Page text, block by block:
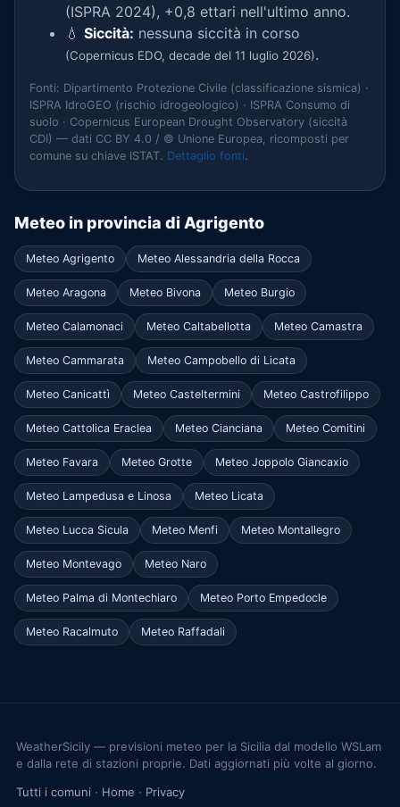
(ISPRA 2024), +0,8 ettari nell'ultimo anno.
💧 Siccità: nessuna siccità in corso
(Copernicus EDO, decade del 11 luglio 2026).
Fonti: Dipartimento Protezione Civile (classificazione sismica) ·
ISPRA IdroGEO (rischio idrogeologico) · ISPRA Consumo di
suolo · Copernicus European Drought Observatory (siccità
CDI) — dati CC BY 4.0 / © Unione Europea, ricomposti per
comune su chiave ISTAT. Dettaglio fonti.
Meteo in provincia di Agrigento
Meteo Agrigento Meteo Alessandria della Rocca
Meteo Aragona Meteo Bivona Meteo Burgio
Meteo Calamonaci Meteo Caltabellotta Meteo Camastra
Meteo Cammarata Meteo Campobello di Licata
Meteo Canicattì Meteo Casteltermini Meteo Castrofilippo
Meteo Cattolica Eraclea Meteo Cianciana Meteo Comitini
Meteo Favara Meteo Grotte Meteo Joppolo Giancaxio
Meteo Lampedusa e Linosa Meteo Licata
Meteo Lucca Sicula Meteo Menfi Meteo Montallegro
Meteo Montevago Meteo Naro
Meteo Palma di Montechiaro Meteo Porto Empedocle
Meteo Racalmuto Meteo Raffadali
WeatherSicily — previsioni meteo per la Sicilia dal modello WSLam
e dalla rete di stazioni proprie. Dati aggiornati più volte al giorno.
Tutti i comuni · Home · Privacy